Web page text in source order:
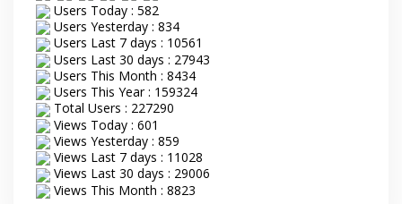
Users Today : 582
Users Yesterday : 834
Users Last 7 days : 10561
Users Last 30 days : 27943
Users This Month : 8434
Users This Year : 159324
Total Users : 227290
Views Today : 601
Views Yesterday : 859
Views Last 7 days : 11028
Views Last 30 days : 29006
Views This Month : 8823